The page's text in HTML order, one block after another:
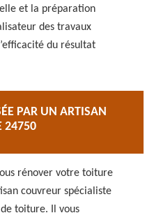
et la préparation
des travaux
du résultat
PAR UN ARTISAN
24750
rénover votre toiture
couvreur spécialiste
toiture. Il vous